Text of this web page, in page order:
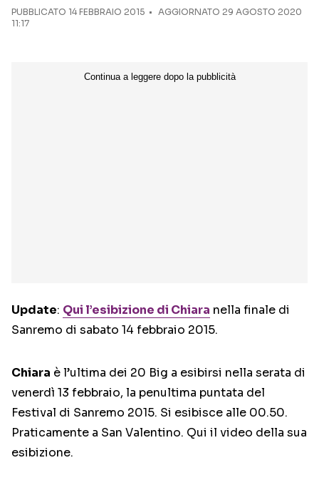
PUBBLICATO 14 FEBBRAIO 2015
AGGIORNATO 29 AGOSTO 2020
11:17
Update: Qui l’esibizione di Chiara nella finale di
Sanremo di sabato 14 febbraio 2015.
Chiara è l’ultima dei 20 Big a esibirsi nella serata di
venerdì 13 febbraio, la penultima puntata del
Festival di Sanremo 2015. Si esibisce alle 00.50.
Praticamente a San Valentino. Qui il video della sua
esibizione.